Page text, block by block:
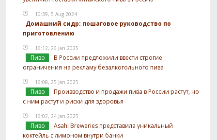
10:39, 5 Aug 2024
Домашний сидр: пошаговое руководство по
приготовлению
16:12, 26 Jan 2025
Пиво
В России предложили ввести строгие
ограничения на рекламу безалкогольного пива
16:08, 25 Jan 2025
Пиво
Производство и продажи пива в России растут, но
с ним растут и риски для здоровья
16:02, 24 Jan 2025
Пиво
Asahi Breweries представила уникальный
коктейль с лимоном внутри банки